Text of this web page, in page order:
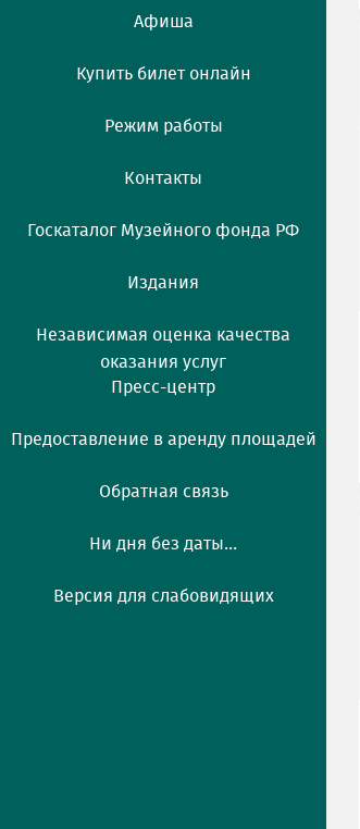
Афиша
Купить билет онлайн
Режим работы
Контакты
Госкаталог Музейного фонда РФ
Издания
Независимая оценка качества
оказания услуг
Пресс-центр
Предоставление в аренду площадей
Обратная связь
Ни дня без даты...
Версия для слабовидящих